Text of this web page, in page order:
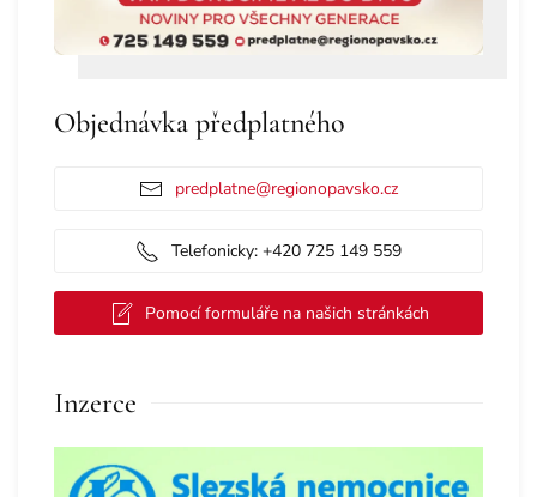
Objednávka předplatného
predplatne@regionopavsko.cz
Telefonicky: +420 725 149 559
Pomocí formuláře na našich stránkách
Inzerce